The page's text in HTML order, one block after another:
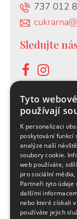
737 012
Sledujte
O nákupu:
Vše o nákupu
Proč
Výhody
Doprava
Platba
Všeobecné
Reklamační
Tyto
používají
K personalizaci
poskytování funkcí
analýze naší
soubory cookie.
web používáte,
pro sociální
Partneři tyto údaje
dalšími
nebo které získali
používáte jejich